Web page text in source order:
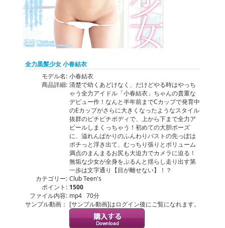
全力黒髪少女 小春結衣
モデル名: 小春結衣
商品詳細: 清楚で幼くあどけなく、だけどやる時はやっち
ゃう全力アイドル「小春結衣」ちゃんの貴重な
デビュー作！なんと半年前までCカップで発育中
のEカップがさらに大きくなったようなスタイル
抜群のピチピチボディで、上から下まで全力ア
ピールしまくっちゃう！初めての大胆ポーズ
に、溢れんばかりのふんわりバストの先っぽは
ポチっと浮き出て、むっちり張りとボリューム
満点のまんまるお尻も大迫力でカメラに迫る！
無垢な少女が全身をぷるんと揺らし走り出す第
一歩は文字通り【目が離せない】！？
カテゴリー: Club Teen's
ポイント: 1500
ファイル内容: mp4 70分
サンプル動画： [サンプル動画]はログイン後にご覧になれます。